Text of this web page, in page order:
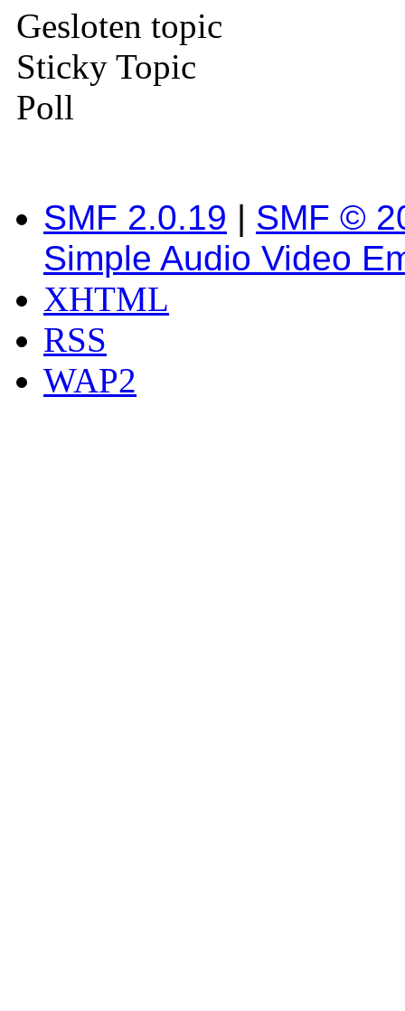
Gesloten topic
Sticky Topic
Poll
SMF 2.0.19 | SMF ©
Simple Audio Video
XHTML
RSS
WAP2